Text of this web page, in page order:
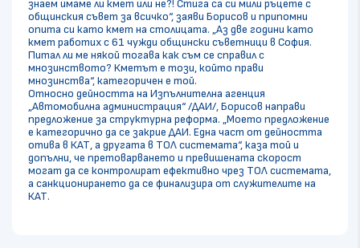
знаем имаме ли кмет или не?! Стига са си мили ръцете с
общинския съвет за всичко“, заяви Борисов и припомни
опита си като кмет на столицата. „Аз две години като
кмет работих с 61 чужди общински съветници в София.
Питал ли ме някой тогава как съм се справил с
мнозинството? Кметът е този, който прави
мнозинства“, категоричен е той.
Относно дейността на Изпълнителна агенция
„Автомобилна администрация“ /ДАИ/, Борисов направи
предложение за структурна реформа. „Моето предложение
е категорично да се закрие ДАИ. Една част от дейността
отива в КАТ, а другата в ТОЛ системата“, каза той и
допълни, че претоварването и превишената скорост
могат да се контролират ефективно чрез ТОЛ системата,
а санкционирането да се финализира от служителите на
КАТ.